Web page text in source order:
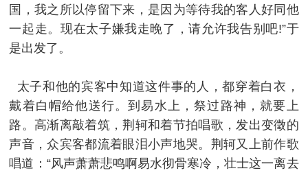
国，我之所以停留下来，是因为等待我的客人好同他
一起走。现在太子嫌我走晚了，请允许我告别吧!”于
是出发了。
太子和他的宾客中知道这件事的人，都穿着白衣，
戴着白帽给他送行。到易水上，祭过路神，就要上
路。高渐离敲着筑，荆轲和着节拍唱歌，发出变徵的
声音，众宾客都流着眼泪小声地哭。荆轲又上前作歌
唱道：“风声萧萧悲鸣啊易水彻骨寒冷，壮士这一离去